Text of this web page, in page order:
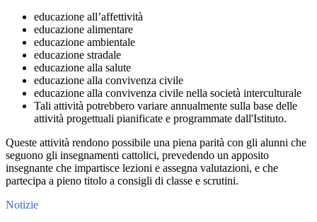
educazione all’affettività
educazione alimentare
educazione ambientale
educazione stradale
educazione alla salute
educazione alla convivenza civile
educazione alla convivenza civile nella società interculturale
Tali attività potrebbero variare annualmente sulla base delle
attività progettuali pianificate e programmate dall'Istituto.
Queste attività rendono possibile una piena parità con gli alunni che
seguono gli insegnamenti cattolici, prevedendo un apposito
insegnante che impartisce lezioni e assegna valutazioni, e che
partecipa a pieno titolo a consigli di classe e scrutini.
Notizie